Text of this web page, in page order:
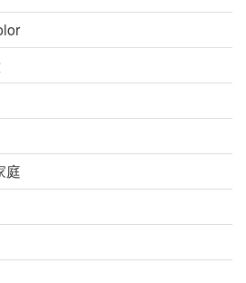
庭